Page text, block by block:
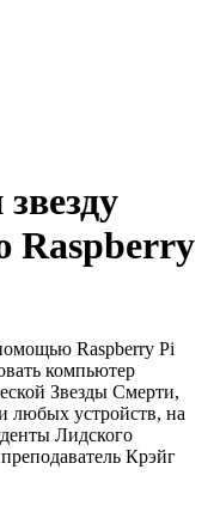
Raspberry
компьютер
Звезды Смерти,
любых устройств, на
Лидского
Крэйг